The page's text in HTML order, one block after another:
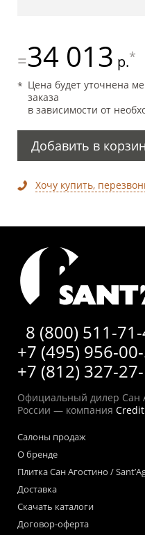
=34 013 р.*
Цена будет уточнена
заказа
в зависимости от
Добавить в
Хочу купить,
8 (800) 511-
+7 (495) 956-
+7 (812) 327-
Официальный дилер Сан
России — компания
Салоны продаж
О бренде
Плитка Сан Агостино /
Доставка
Скачать каталоги
Договор-оферта